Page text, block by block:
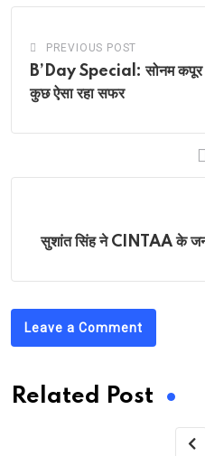
PREVIOUS POST
B’Day Special: सोनम कपूर
कुछ ऐसा रहा सफर
सुशांत सिंह ने CINTAA के
Leave a Comment
Related Post